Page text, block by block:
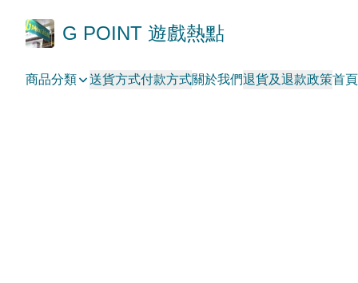
G POINT 遊戲熱點
商品分類 送貨方式付款方式關於我們退貨及退款政策首頁